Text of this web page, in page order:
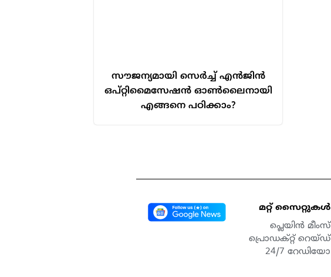
സൗജന്യമായി സെർച്ച് എൻജിൻ
ഒപ്റ്റിമൈസേഷൻ ഓൺലൈനായി
എങ്ങനെ പഠിക്കാം?
മറ്റ് സൈറ്റുകൾ
പ്ലെയിൻ മീംസ്
പ്രൊഡക്റ്റ് റെയ്ഡ്
24/7 റേഡിയോ